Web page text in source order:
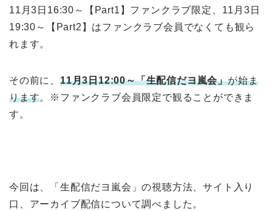
11月3日16:30～【Part1】ファンクラブ限定、11月3日
19:30～【Part2】はファンクラブ会員でなくても観ら
れます。
その前に、 11月3日12:00～「生配信だヨ嵐会」が始ま
ります。※ファンクラブ会員限定で観ることができま
す。
今回は、「生配信だヨ嵐会」の視聴方法、サイト入り
口、アーカイブ配信について調べました。